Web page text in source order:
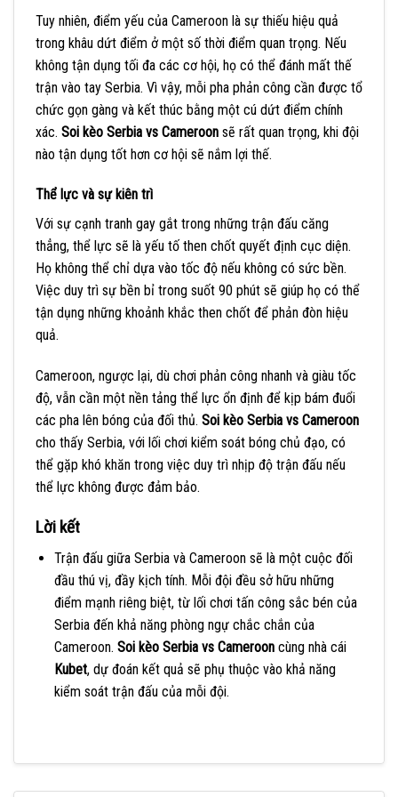
Tuy nhiên, điểm yếu của Cameroon là sự thiếu hiệu quả
trong khâu dứt điểm ở một số thời điểm quan trọng. Nếu
không tận dụng tối đa các cơ hội, họ có thể đánh mất thế
trận vào tay Serbia. Vì vậy, mỗi pha phản công cần được tổ
chức gọn gàng và kết thúc bằng một cú dứt điểm chính
xác. Soi kèo Serbia vs Cameroon sẽ rất quan trọng, khi đội
nào tận dụng tốt hơn cơ hội sẽ nắm lợi thế.
Thể lực và sự kiên trì
Với sự cạnh tranh gay gắt trong những trận đấu căng
thẳng, thể lực sẽ là yếu tố then chốt quyết định cục diện.
Họ không thể chỉ dựa vào tốc độ nếu không có sức bền.
Việc duy trì sự bền bỉ trong suốt 90 phút sẽ giúp họ có thể
tận dụng những khoảnh khắc then chốt để phản đòn hiệu
quả.
Cameroon, ngược lại, dù chơi phản công nhanh và giàu tốc
độ, vẫn cần một nền tảng thể lực ổn định để kịp bám đuổi
các pha lên bóng của đối thủ. Soi kèo Serbia vs Cameroon
cho thấy Serbia, với lối chơi kiểm soát bóng chủ đạo, có
thể gặp khó khăn trong việc duy trì nhịp độ trận đấu nếu
thể lực không được đảm bảo.
Lời kết
Trận đấu giữa Serbia và Cameroon sẽ là một cuộc đối
đầu thú vị, đầy kịch tính. Mỗi đội đều sở hữu những
điểm mạnh riêng biệt, từ lối chơi tấn công sắc bén của
Serbia đến khả năng phòng ngự chắc chắn của
Cameroon. Soi kèo Serbia vs Camerooncùng nhà cái
Kubet, dự đoán kết quả sẽ phụ thuộc vào khả năng
kiểm soát trận đấu của mỗi đội.